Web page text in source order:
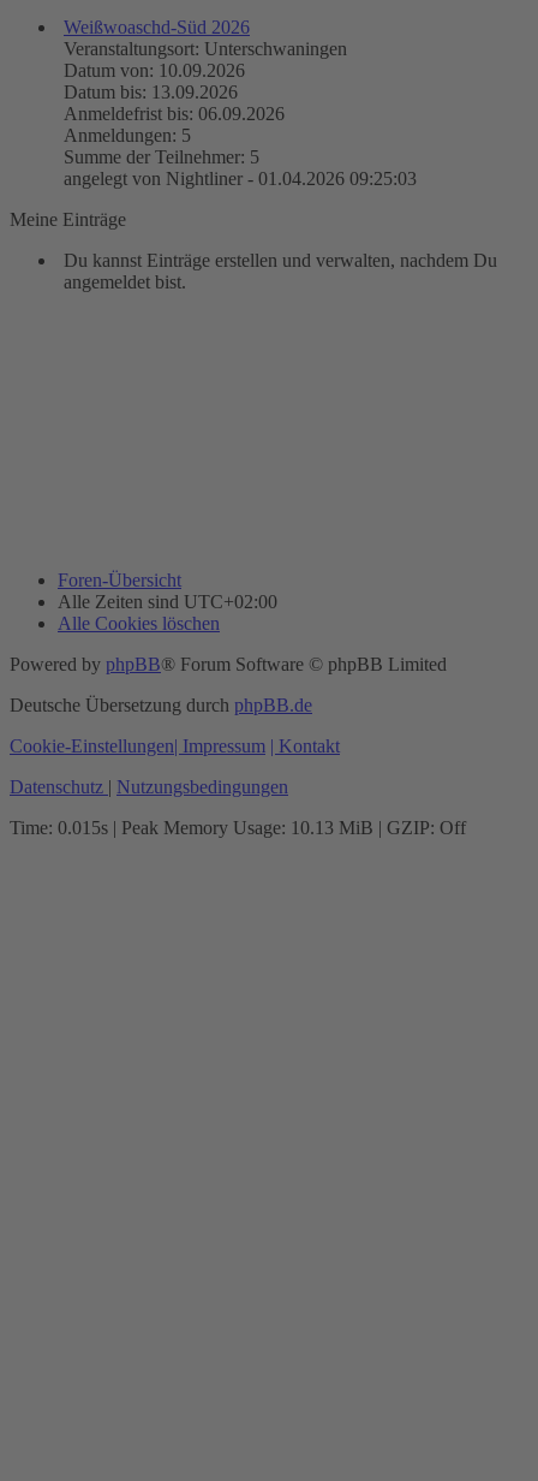
Weißwoaschd-Süd 2026
Veranstaltungsort: Unterschwaningen
Datum von: 10.09.2026
Datum bis: 13.09.2026
Anmeldefrist bis: 06.09.2026
Anmeldungen: 5
Summe der Teilnehmer: 5
angelegt von Nightliner - 01.04.2026 09:25:03
Meine Einträge
Du kannst Einträge erstellen und verwalten, nachdem Du
angemeldet bist.
Foren-Übersicht
Alle Zeiten sind UTC+02:00
Alle Cookies löschen
Powered by phpBB® Forum Software © phpBB Limited
Deutsche Übersetzung durch phpBB.de
Cookie-Einstellungen| Impressum | Kontakt
Datenschutz | Nutzungsbedingungen
Time: 0.015s | Peak Memory Usage: 10.13 MiB | GZIP: Off